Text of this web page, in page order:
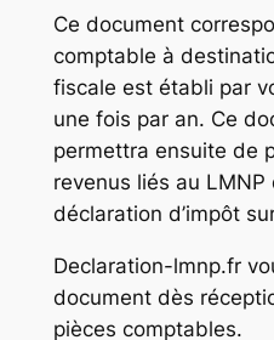
Ce document
comptable à
fiscale est établi par
une fois par an. Ce
permettra ensuite de
revenus liés au LMNP
déclaration d’impôt
Declaration-lmnp.fr
document dès
pièces comptables.